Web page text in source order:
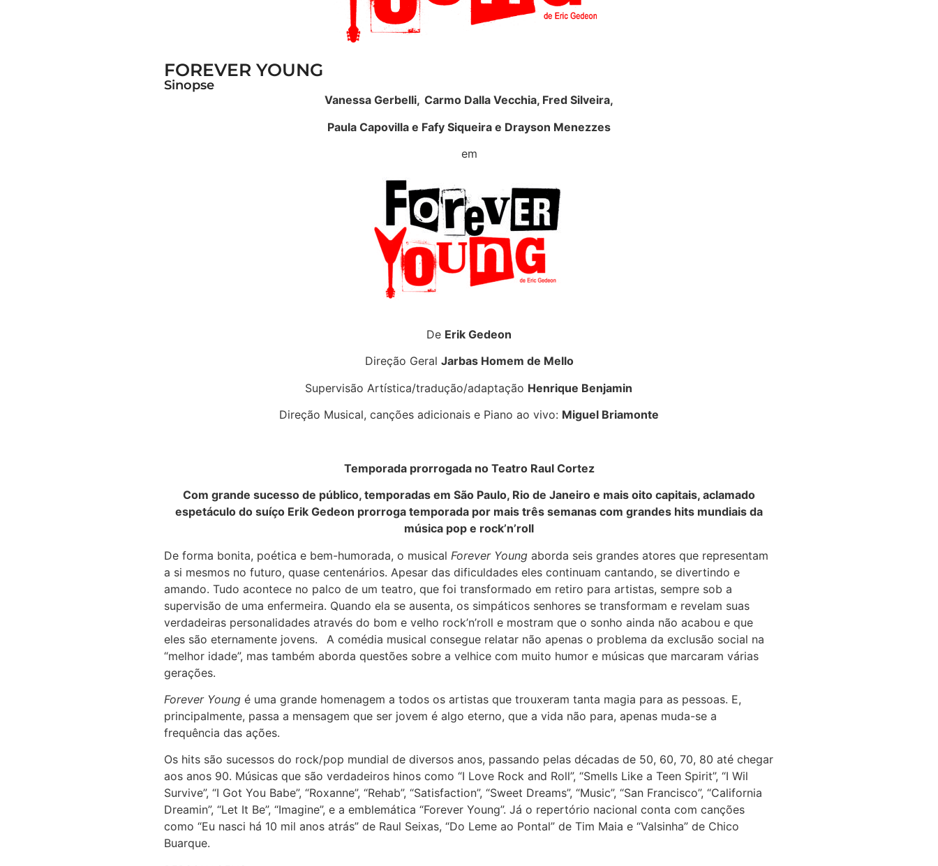
FOREVER YOUNG
Sinopse
Vanessa Gerbelli, Carmo Dalla Vecchia, Fred Silveira,
Paula Capovilla e Fafy Siqueira e Drayson Menezzes
em
De Erik Gedeon
Direção Geral Jarbas Homem de Mello
Supervisão Artística/tradução/adaptação Henrique Benjamin
Direção Musical, canções adicionais e Piano ao vivo: Miguel Briamonte
Temporada prorrogada no Teatro Raul Cortez
Com grande sucesso de público, temporadas em São Paulo, Rio de Janeiro e mais oito capitais, aclamado
espetáculo do suíço Erik Gedeon prorroga temporada por mais três semanas com grandes hits mundiais da
música pop e rock’n’roll
De forma bonita, poética e bem-humorada, o musical Forever Young aborda seis grandes atores que representam
a si mesmos no futuro, quase centenários. Apesar das dificuldades eles continuam cantando, se divertindo e
amando. Tudo acontece no palco de um teatro, que foi transformado em retiro para artistas, sempre sob a
supervisão de uma enfermeira. Quando ela se ausenta, os simpáticos senhores se transformam e revelam suas
verdadeiras personalidades através do bom e velho rock’n’roll e mostram que o sonho ainda não acabou e que
eles são eternamente jovens. A comédia musical consegue relatar não apenas o problema da exclusão social na
“melhor idade”, mas também aborda questões sobre a velhice com muito humor e músicas que marcaram várias
gerações.
Forever Young é uma grande homenagem a todos os artistas que trouxeram tanta magia para as pessoas. E,
principalmente, passa a mensagem que ser jovem é algo eterno, que a vida não para, apenas muda-se a
frequência das ações.
Os hits são sucessos do rock/pop mundial de diversos anos, passando pelas décadas de 50, 60, 70, 80 até chegar
aos anos 90. Músicas que são verdadeiros hinos como “I Love Rock and Roll”, “Smells Like a Teen Spirit”, “I Wil
Survive”, “I Got You Babe”, “Roxanne”, “Rehab”, “Satisfaction”, “Sweet Dreams”, “Music”, “San Francisco”, “California
Dreamin”, “Let It Be”, “Imagine”, e a emblemática “Forever Young”. Já o repertório nacional conta com canções
como “Eu nasci há 10 mil anos atrás” de Raul Seixas, “Do Leme ao Pontal” de Tim Maia e “Valsinha” de Chico
Buarque.